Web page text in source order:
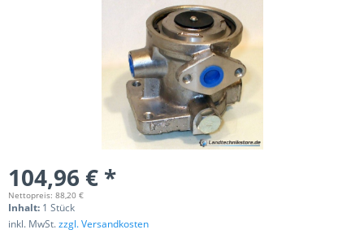
104,96 € *
Nettopreis: 88,20 €
Inhalt: 1 Stück
inkl. MwSt.zzgl. Versandkosten